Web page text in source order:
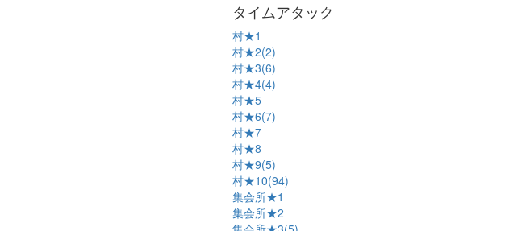
タイムアタック
村★1
村★2(2)
村★3(6)
村★4(4)
村★5
村★6(7)
村★7
村★8
村★9(5)
村★10(94)
集会所★1
集会所★2